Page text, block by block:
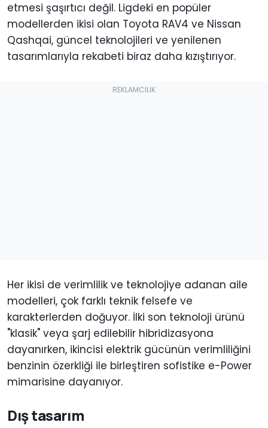
etmesi şaşırtıcı değil. Ligdeki en popüler
modellerden ikisi olan Toyota RAV4 ve Nissan
Qashqai, güncel teknolojileri ve yenilenen
tasarımlarıyla rekabeti biraz daha kızıştırıyor.
Her ikisi de verimlilik ve teknolojiye adanan aile
modelleri, çok farklı teknik felsefe ve
karakterlerden doğuyor. İlki son teknoloji ürünü
"klasik" veya şarj edilebilir hibridizasyona
dayanırken, ikincisi elektrik gücünün verimliliğini
benzinin özerkliği ile birleştiren sofistike e-Power
mimarisine dayanıyor.
Dış tasarım